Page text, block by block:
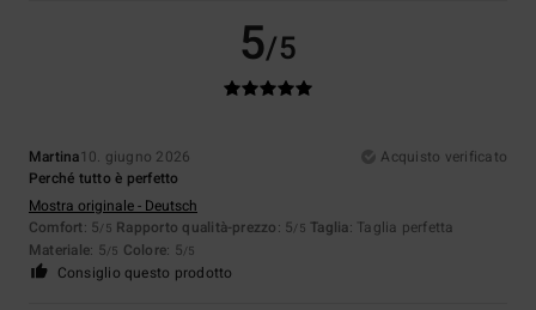
5/5
Martina10. giugno 2026
Acquisto verificato
Perché tutto è perfetto
Mostra originale - Deutsch
Comfort: 5/5 Rapporto qualità-prezzo: 5/5 Taglia: Taglia perfetta
Materiale: 5/5 Colore: 5/5
Consiglio questo prodotto